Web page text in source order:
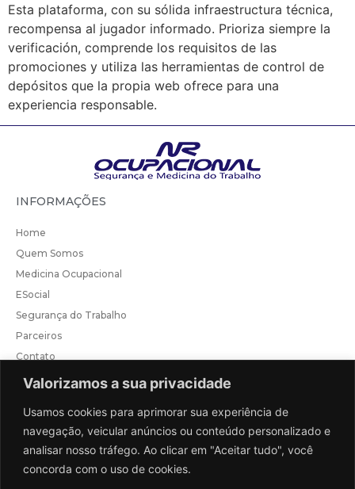
Valorizamos a sua privacidade
Usamos cookies para aprimorar sua experiência de
navegação, veicular anúncios ou conteúdo personalizado e
analisar nosso tráfego. Ao clicar em "Aceitar tudo", você
concorda com o uso de cookies.
Esta plataforma, con su sólida infraestructura técnica,
recompensa al jugador informado. Prioriza siempre la
verificación, comprende los requisitos de las
promociones y utiliza las herramientas de control de
depósitos que la propia web ofrece para una
experiencia responsable.
INFORMAÇÕES
Home
Quem Somos
Medicina Ocupacional
ESocial
Segurança do Trabalho
Parceiros
Contato
CONTATO
Telefone/Whatsapp:(81) 97343-8293Atendimento
administrativo:(81) 99643-2285
gerencia@nrocupacional.com.br